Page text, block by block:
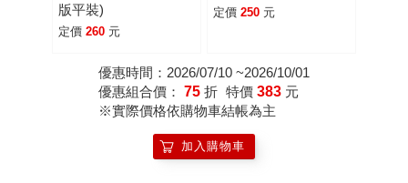
版平裝)
定價 260 元
定價 250 元
優惠時間：2026/07/10 ~2026/10/01
優惠組合價： 75 折 特價 383 元
※實際價格依購物車結帳為主
加入購物車